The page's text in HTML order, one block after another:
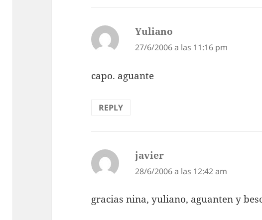
Yuliano
27/6/2006 a las 11:16 pm
capo. aguante
REPLY
javier
28/6/2006 a las 12:42 am
gracias nina, yuliano, aguanten y